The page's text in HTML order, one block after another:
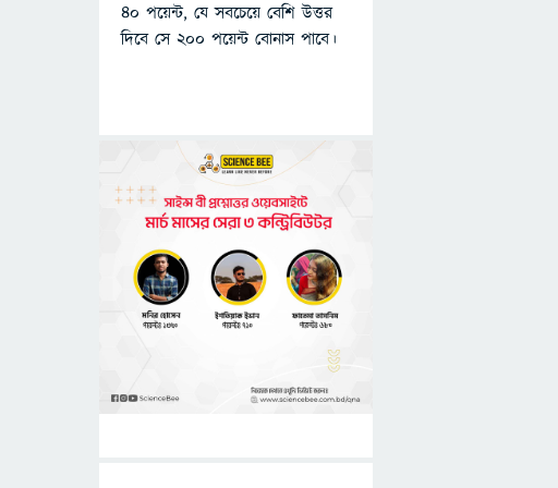
৪০ পয়েন্ট, যে সবচেয়ে বেশি উত্তর
দিবে সে ২০০ পয়েন্ট বোনাস পাবে।